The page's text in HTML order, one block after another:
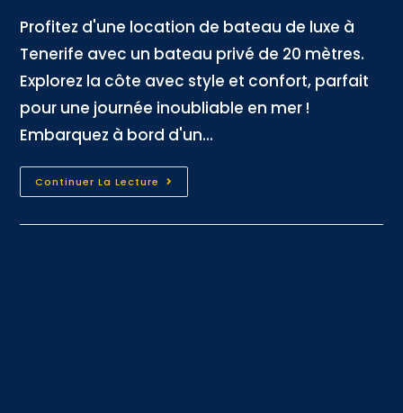
Profitez d'une location de bateau de luxe à
Tenerife avec un bateau privé de 20 mètres.
Explorez la côte avec style et confort, parfait
pour une journée inoubliable en mer !
Embarquez à bord d'un...
Continuer La Lecture